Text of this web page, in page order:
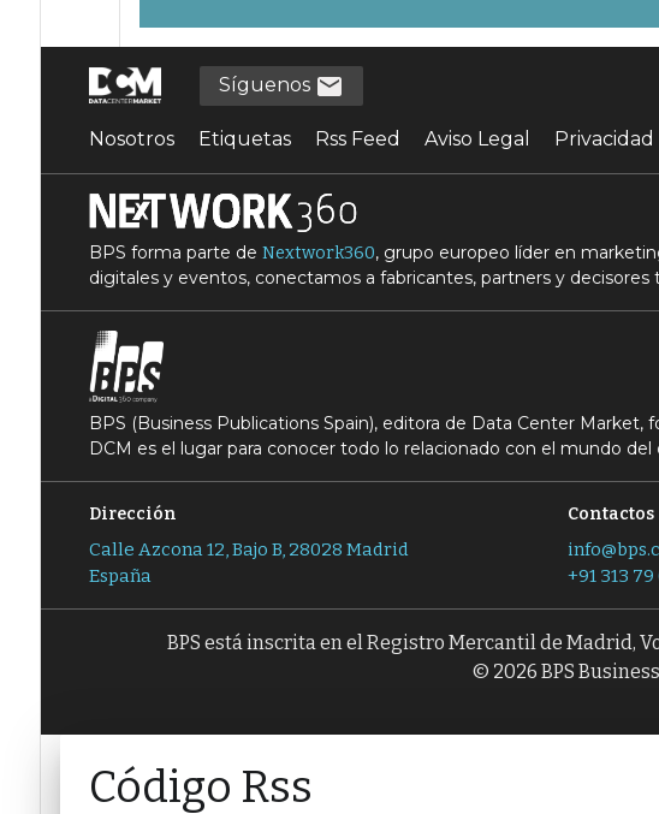
Síguenos
Nosotros Etiquetas Rss Feed Aviso Legal Privacidad
BPS forma parte de Nextwork360, grupo europeo líder en
digitales y eventos, conectamos a fabricantes, partners y
BPS (Business Publications Spain), editora de Data Center Market,
DCM es el lugar para conocer todo lo relacionado con el mundo
Dirección
Calle Azcona 12, Bajo B, 28028 Madrid
España
Contactos
+91 313 79
BPS está inscrita en el Registro Mercantil de Madrid,
© 2026 BPS
Código Rss